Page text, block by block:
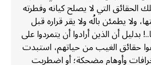
الحقائق التي لا يصلح كيانه وفطرته
ولا يطمئن بالُه ولا يقر قراره قبل
بدليل أن الذين أرادوا أن يتمردوا على
حقائق الغيب من حياتهم، استبدت
وأوهام مضحكة؛ أو اضطربت